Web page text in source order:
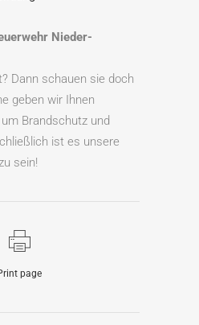
Nieder-
Dann schauen sie doch
geben wir Ihnen
Brandschutz und
ist es unsere
sein!
page